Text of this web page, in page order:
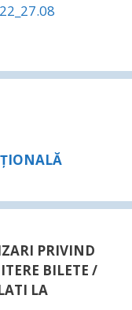
PRIVIND
BILETE /
LA